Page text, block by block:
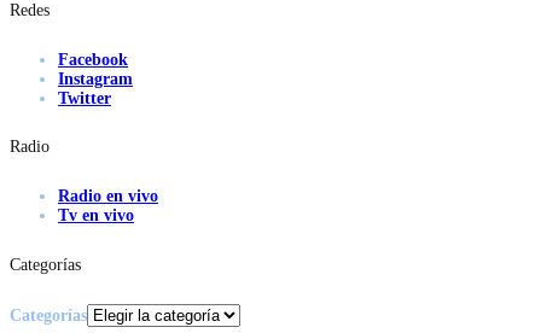
Redes
Facebook
Instagram
Twitter
Radio
Radio en vivo
Tv en vivo
Categorías
Categorías